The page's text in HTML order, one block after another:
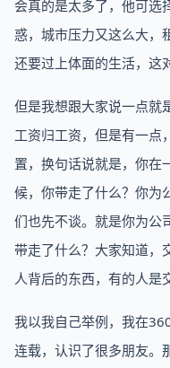
会真的是太多了，他可选
惑，城市压力又这么大，
还要过上体面的生活，这
但是我想跟大家说一点就
工资归工资，但是有一点
置，换句话说就是，你在
候，你带走了什么？你为
们也先不谈。就是你为公
带走了什么？大家知道，
人背后的东西，有的人是
我以我自己举例，我在
连载，认识了很多朋友。